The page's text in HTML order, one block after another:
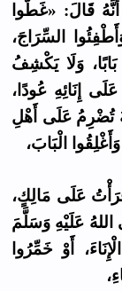
قَالَ: «غَطُّوا
السِّرَاجَ،
وَلَا يَكْشِفُ
إِنَائِهِ عُودًا،
تُضْرِمُ عَلَى أَهْلِ
الْبَابَ،
قَرَأْتُ عَلَى مَالِكٍ،
عَلَيْهِ وَسَلَّمَ
أَوْ خَمِّرُوا